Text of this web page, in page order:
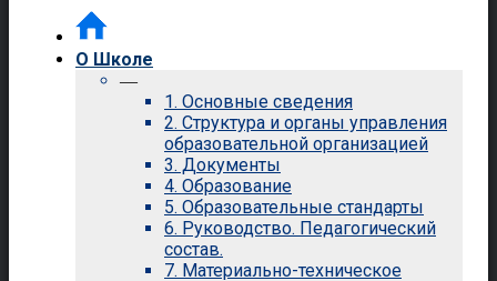
О Школе
—
1. Основные сведения
2. Структура и органы управления
образовательной организацией
3. Документы
4. Образование
5. Образовательные стандарты
6. Руководство. Педагогический
состав.
7. Материально-техническое